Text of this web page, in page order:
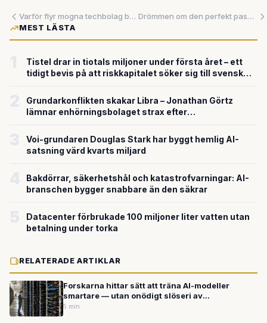
Varför flyr mogna techbolag börsen – och vad säger det om marknaden?
Drömmen om den perfekt passande skon: Svensk skanningsteknk och amerikansk riskkapital slår ihop krafterna
MEST LÄSTA
Tistel drar in tiotals miljoner under första året – ett
tidigt bevis på att riskkapitalet söker sig till svensk
Grundarkonflikten skakar Libra – Jonathan Görtz
lämnar enhörningsbolaget strax efter
Voi-grundaren Douglas Stark har byggt hemlig AI-
satsning värd kvarts miljard
Bakdörrar, säkerhetshål och katastrofvarningar: AI-
branschen bygger snabbare än den säkrar
Datacenter förbrukade 100 miljoner liter vatten utan
betalning under torka
RELATERADE ARTIKLAR
Forskarna hittar sätt att träna AI-modeller
smartare — utan onödigt slöseri av
beräkningskraft
5 min